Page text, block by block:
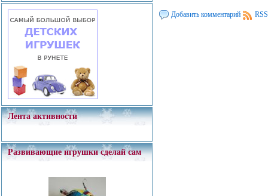
Лента активности
Развивающие игрушки сделай сам
Добавить комментарий